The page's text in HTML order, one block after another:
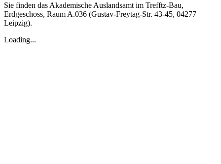
Sie finden das Akademische Auslandsamt im Trefftz-Bau,
Erdgeschoss, Raum A.036 (Gustav-Freytag-Str. 43-45, 04277
Leipzig).
Loading...